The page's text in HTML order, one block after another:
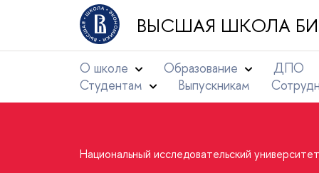
ВЫСШАЯ ШКОЛА
О школе Образование
ДПО
Студентам
Выпускникам
Национальный исследовательский